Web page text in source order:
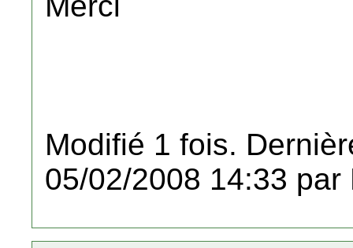
Modifié 1 fois.
05/02/2008 14:33 par